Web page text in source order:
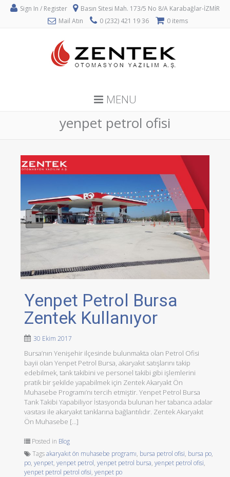
Sign In / Register
Basın Sitesi Mah. 173/5 No 8/A Karabağlar-İZMİR
Mail Atın
0 (232) 421 19 36 0 items
MENU
yenpet petrol ofisi
Yenpet Petrol Bursa
Zentek Kullanıyor
30 Ekim 2017
Bursa’nın Yenişehir ilçesinde bulunmakta olan Petrol Ofisi
bayii olan Yenpet Petrol Bursa, akaryakıt satışlarını takip
edebilmek, tank takibini ve personel takibi gibi işlemlerini
pratik bir şekilde yapabilmek için Zentek Akaryakt Ön
Muhasebe Programı’nı tercih etmiştir. Yenpet Petrol Bursa
Tank Takibi Yapabiliyor İstasyonda bulunan her tabanca adalar
vasıtası ile akaryakıt tanklarına bağlantılıdır. Zentek Akaryakıt
Ön Muhasebe […]
Posted in Blog
Tagsakaryakıt ön muhasebe programı, bursa petrol ofisi, bursa po,
po,yenpet,yenpet petrol,yenpet petrol bursa,yenpet petrol ofisi,
yenpet petrol petrol ofisi,yenpet po